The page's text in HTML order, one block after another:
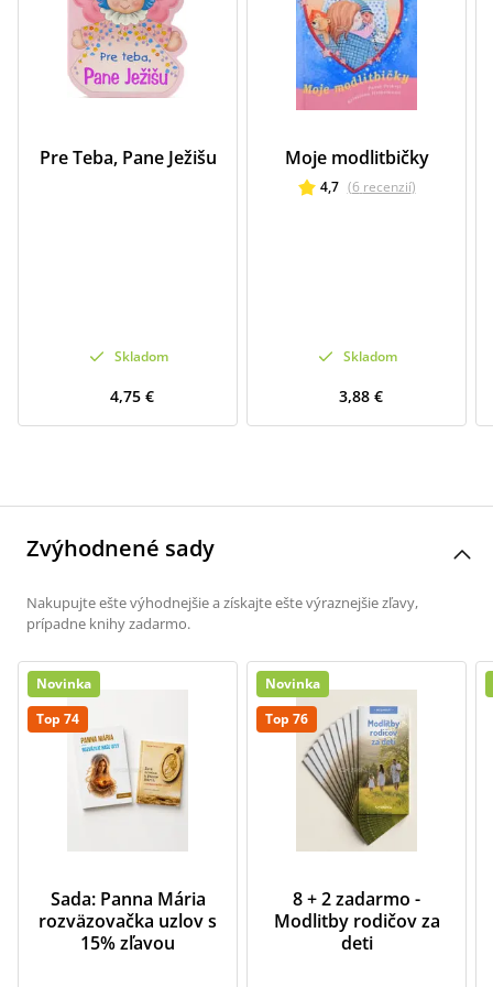
Pre Teba, Pane Ježišu
Skladom
4,75 €
Moje modlitbičky
4,7 (6 recenzií)
Skladom
3,88 €
Zvýhodnené sady
Nakupujte ešte výhodnejšie a získajte ešte výraznejšie zľavy,
prípadne knihy zadarmo.
Novinka
Top 74
Sada: Panna Mária
rozväzovačka uzlov s
15% zľavou
Novinka
Top 76
8 + 2 zadarmo -
Modlitby rodičov za
deti